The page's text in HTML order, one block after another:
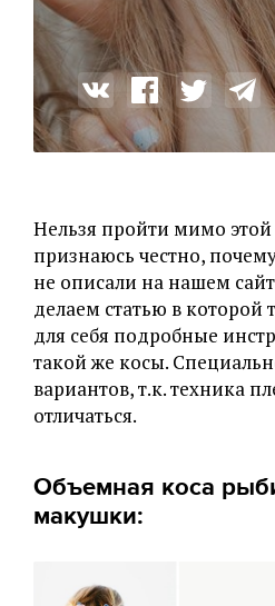
Нельзя пройти мимо этой
признаюсь честно,
не описали на нашем
делаем статью в
для себя подробные
такой же косы.
вариантов, т.к. техника
отличаться.
Объемная коса
макушки: